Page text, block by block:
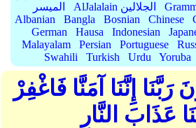
الميسر
AlJalalain الجلالين
Albanian
Bangla Bosnian Chinese
German
Hausa Indonesian
Malayalam
Persian Portuguese
Swahili
Turkish Urdu Yoruba
رَبَّنَا إِنَّنَا آمَنَّا فَاغْفِرْ
عَذَابَ النَّارِ